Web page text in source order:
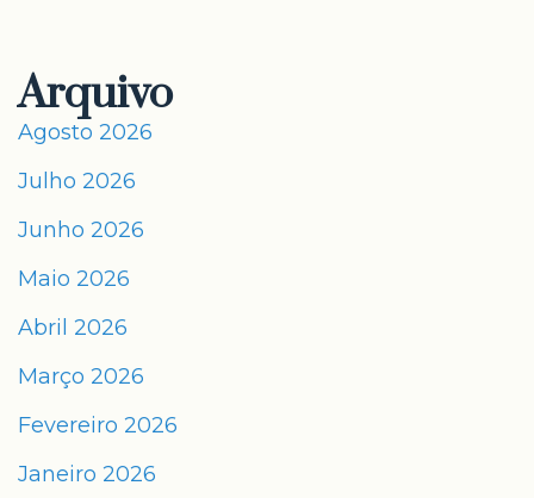
Arquivo
Agosto 2026
Julho 2026
Junho 2026
Maio 2026
Abril 2026
Março 2026
Fevereiro 2026
Janeiro 2026